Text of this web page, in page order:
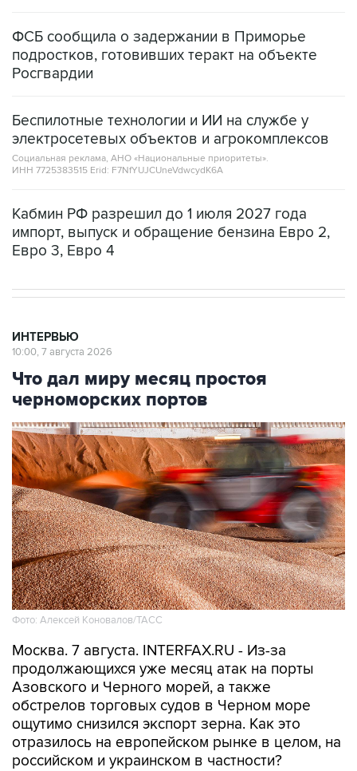
ФСБ сообщила о задержании в Приморье
подростков, готовивших теракт на объекте
Росгвардии
Беспилотные технологии и ИИ на службе у
электросетевых объектов и агрокомплексов
Социальная реклама, АНО «Национальные приоритеты».
ИНН 7725383515 Erid: F7NfYUJCUneVdwcydK6A
Кабмин РФ разрешил до 1 июля 2027 года
импорт, выпуск и обращение бензина Евро 2,
Евро 3, Евро 4
ИНТЕРВЬЮ
10:00, 7 августа 2026
Что дал миру месяц простоя
черноморских портов
Фото: Алексей Коновалов/ТАСС
Москва. 7 августа. INTERFAX.RU - Из-за
продолжающихся уже месяц атак на порты
Азовского и Черного морей, а также
обстрелов торговых судов в Черном море
ощутимо снизился экспорт зерна. Как это
отразилось на европейском рынке в целом, на
российском и украинском в частности?